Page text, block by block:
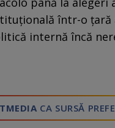
într-o
internă încă
CA SURSĂ